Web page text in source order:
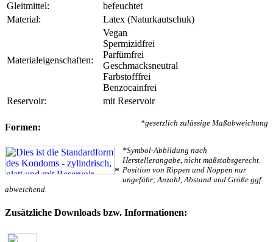
Gleitmittel:
befeuchtet
Material:
Latex (Naturkautschuk)
Materialeigenschaften:
Vegan
Spermizidfrei
Parfümfrei
Geschmacksneutral
Farbstofffrei
Benzocainfrei
Reservoir:
mit Reservoir
*gesetzlich zulässige Maßabweichung
Formen:
*
*Symbol-Abbildung nach
Herstellerangabe, nicht maßstabsgerecht.
Position von Rippen und Noppen nur
ungefähr; Anzahl, Abstand und Größe ggf.
abweichend.
Zusätzliche Downloads bzw. Informationen: